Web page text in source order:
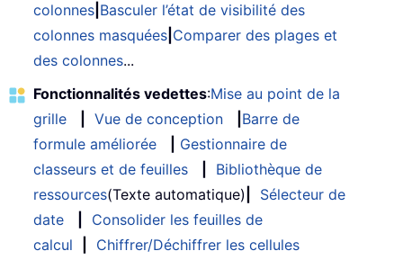
colonnes Basculer l’état de visibilité des
colonnes masquées Comparer des plages et
des colonnes...
Fonctionnalités vedettes:Mise au point de la
grille
Vue de conception
Barre de
formule améliorée
Gestionnaire de
classeurs et de feuilles
Bibliothèque de
ressources(Texte automatique)
Sélecteur de
date
Consolider les feuilles de
calcul
Chiffrer/Déchiffrer les cellules